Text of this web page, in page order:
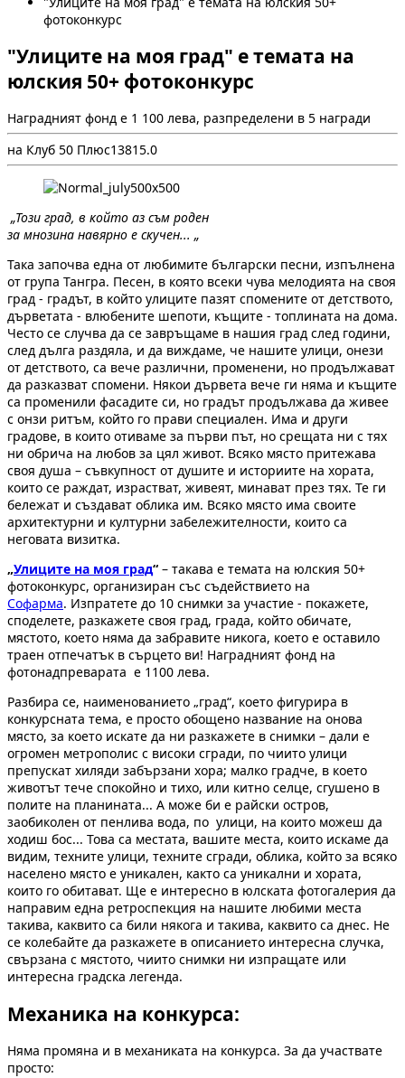
фотоконкурс
"Улиците на моя град" е темата на
юлския 50+ фотоконкурс
Наградният фонд е 1 100 лева, разпределени в 5 награди
на Клуб 50 Плюс13815.0
„Този град, в който аз съм роден
за мнозина навярно е скучен... „
Така започва една от любимите български песни, изпълнена
от група Тангра. Песен, в която всеки чува мелодията на своя
град - градът, в който улиците пазят спомените от детството,
дърветата - влюбените шепоти, къщите - топлината на дома.
Често се случва да се завръщаме в нашия град след години,
след дълга раздяла, и да виждаме, че нашите улици, онези
от детството, са вече различни, променени, но продължават
да разказват спомени. Някои дървета вече ги няма и къщите
са променили фасадите си, но градът продължава да живее
с онзи ритъм, който го прави специален. Има и други
градове, в които отиваме за първи път, но срещата ни с тях
ни обрича на любов за цял живот. Всяко място притежава
своя душа – съвкупност от душите и историите на хората,
които се раждат, израстват, живеят, минават през тях. Те ги
бележат и създават облика им. Всяко място има своите
архитектурни и културни забележителности, които са
неговата визитка.
„Улиците на моя град“ – такава e темата на юлския 50+
фотоконкурс, организиран със съдействието на
Софарма. Изпратете до 10 снимки за участие - покажете,
споделете, разкажете своя град, града, който обичате,
мястото, което няма да забравите никога, което е оставило
траен отпечатък в сърцето ви! Наградният фонд на
фотонадпреварата е 1100 лева.
Разбира се, наименованието „град“, което фигурира в
конкурсната тема, е просто обощено название на онова
място, за което искате да ни разкажете в снимки – дали е
огромен метрополис с високи сгради, по чиито улици
препускат хиляди забързани хора; малко градче, в което
животът тече спокойно и тихо, или китно селце, сгушено в
полите на планината... А може би е райски остров,
заобиколен от пенлива вода, по улици, на които можеш да
ходиш бос... Това са местата, вашите места, които искаме да
видим, техните улици, техните сгради, облика, който за всяко
населено място е уникален, както са уникални и хората,
които го обитават. Ще е интересно в юлската фотогалерия да
направим една ретроспекция на нашите любими места
такива, каквито са били някога и такива, каквито са днес. Не
се колебайте да разкажете в описанието интересна случка,
свързана с мястото, чиито снимки ни изпращате или
интересна градска легенда.
Механика на конкурса:
Няма промяна и в механиката на конкурса. За да участвате
просто: